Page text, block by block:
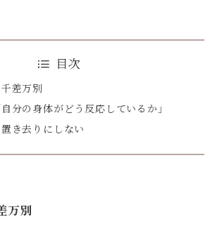
目次
差万別
分の身体がどう反応しているか」
き去りにしない
万別